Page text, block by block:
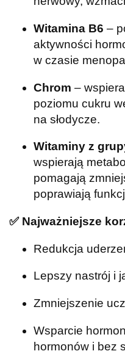
Witamina B6 –
aktywności
w czasie
Chrom –
poziomu cukru
na słodycze.
Witaminy z
wspierają
pomagają
poprawiają
✅ Najważniejsze
Redukcja
Lepszy nastrój i
Zmniejszenie
Wsparcie
hormonów i bez